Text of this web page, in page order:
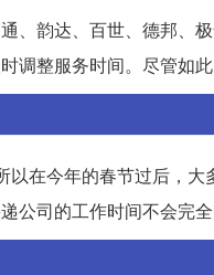
、韵达、百世、德邦、
调整服务时间。尽管如
在今年的春节过后，
公司的工作时间不会完全